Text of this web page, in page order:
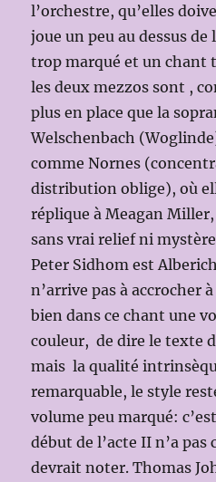
l’orchestre, qu’elles
joue un peu au dessus
trop marqué et un chant
les deux mezzos sont ,
plus en place que la
Welschenbach
comme Nornes
distribution oblige), où
réplique à Meagan
sans vrai relief ni
Peter Sidhom est
n’arrive pas à accrocher
bien dans ce chant une
couleur, de dire le texte
mais la qualité
remarquable, le style
volume peu marqué:
début de l’acte II n’a
devrait noter. Thomas